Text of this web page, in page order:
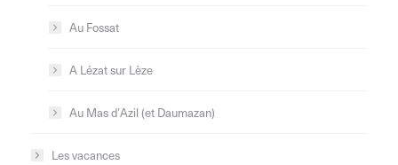
Au Fossat
A Lézat sur Lèze
Au Mas d’Azil (et Daumazan)
Les vacances